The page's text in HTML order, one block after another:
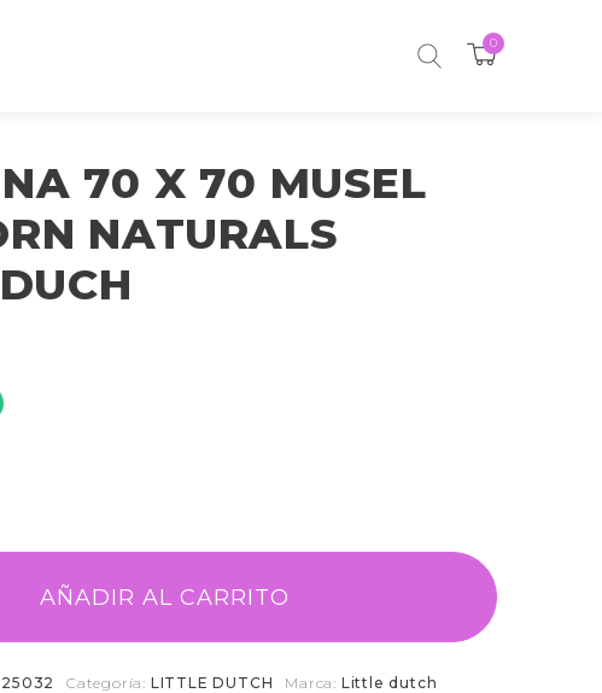
0
70 X 70 MUSEL
NATURALS
AÑADIR AL CARRITO
Categoría: LITTLE DUTCH Marca: Little dutch